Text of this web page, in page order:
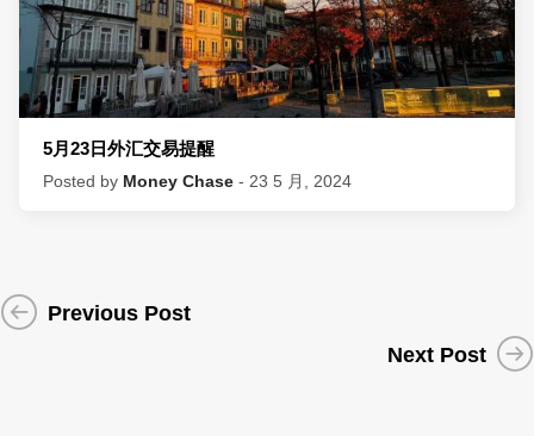
5月23日外汇交易提醒
Posted by Money Chase - 23 5 月, 2024
Previous Post
Next Post